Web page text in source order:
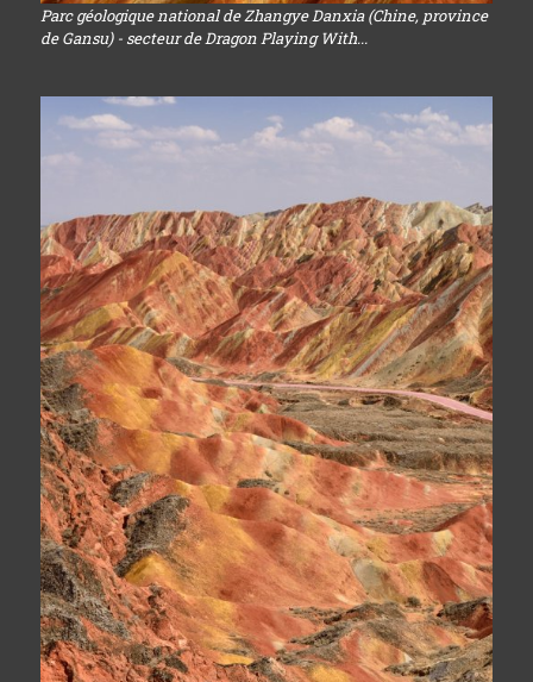
Parc géologique national de Zhangye Danxia (Chine, province
de Gansu) - secteur de Dragon Playing With...